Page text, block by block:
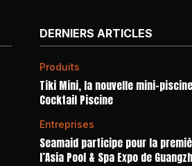
DERNIERS ARTICLES
Produits
Tiki Mini, la nouvelle mini-
Cocktail Piscine
Entreprises
Seamaid participe pour la
l’Asia Pool & Spa Expo de